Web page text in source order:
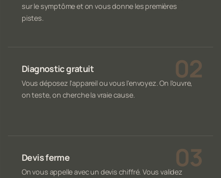
sur le symptôme et on vous donne les premières
pistes.
Diagnostic gratuit
Vous déposez l'appareil ou vous l'envoyez. On l'ouvre,
on teste, on cherche la vraie cause.
Devis ferme
On vous appelle avec un devis chiffré. Vous validez